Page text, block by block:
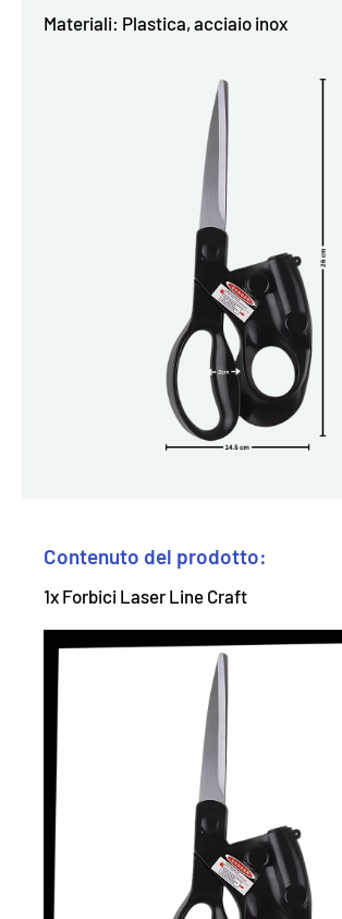
Materiali: Plastica, acciaio inox
Contenuto del prodotto:
1x Forbici Laser Line Craft